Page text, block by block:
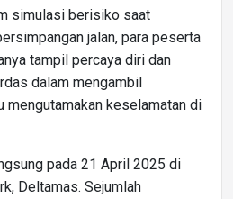
simulasi berisiko saat
jalan, para peserta
tampil percaya diri dan
dalam mengambil
mengutamakan keselamatan di
pada 21 April 2025 di
Deltamas. Sejumlah